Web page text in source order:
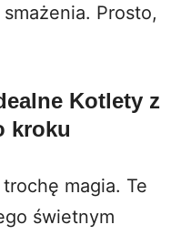
Prosto,
Kotlety z
kroku
magia. Te
świetnym